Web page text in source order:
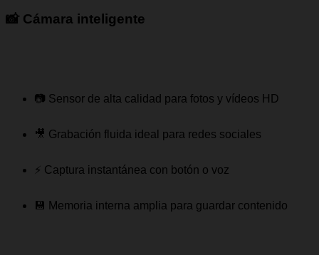
📸 Cámara inteligente
📷 Sensor de alta calidad para fotos y vídeos HD
🎥 Grabación fluida ideal para redes sociales
⚡ Captura instantánea con botón o voz
💾 Memoria interna amplia para guardar contenido